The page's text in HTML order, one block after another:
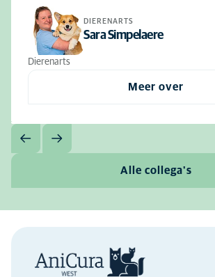
DIERENARTS
Sara Simpelaere
Dierenarts
Meer over
Alle collega's